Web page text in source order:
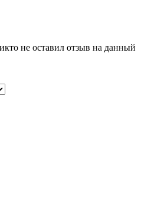
не оставил отзыв на данный